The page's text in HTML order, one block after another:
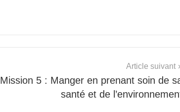
Article suivant
Mission 5 : Manger en prenant soin de
santé et de